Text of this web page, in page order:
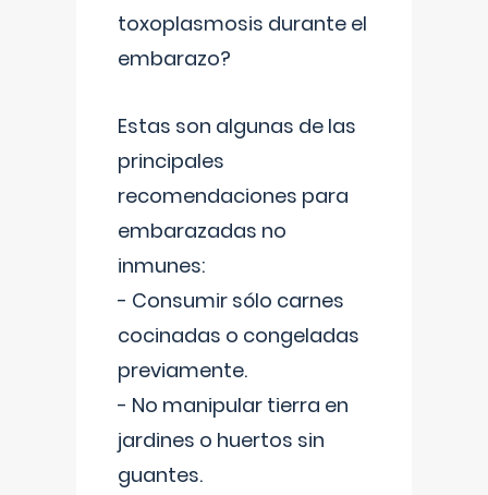
toxoplasmosis durante el
embarazo?
Estas son algunas de las
principales
recomendaciones para
embarazadas no
inmunes:
- Consumir sólo carnes
cocinadas o congeladas
previamente.
- No manipular tierra en
jardines o huertos sin
guantes.